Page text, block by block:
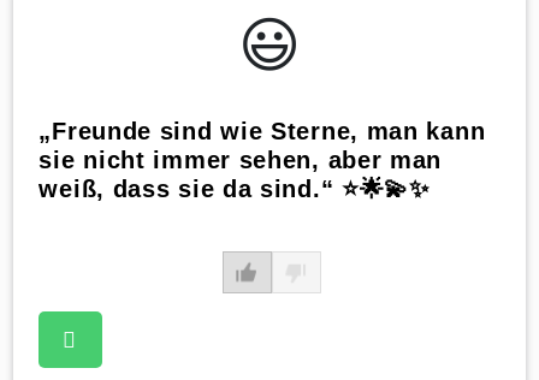
😃️
„Freunde sind wie Sterne, man kann
sie nicht immer sehen, aber man
weiß, dass sie da sind.“ ⭐️🌟💫✨